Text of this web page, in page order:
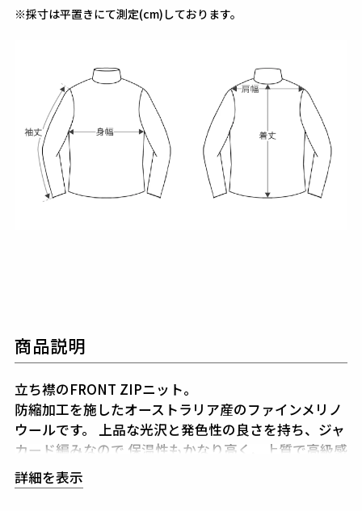
※採寸は平置きにて測定(cm)しております。
商品説明
立ち襟のFRONT ZIPニット。
防縮加工を施したオーストラリア産のファインメリノ
ウールです。 上品な光沢と発色性の良さを持ち、ジャ
カード編みなので 保温性もかなり高く、上質で高級感
のある着心地のニットです。
色にし、脇に大きく113Gロゴを、
詳細を表示